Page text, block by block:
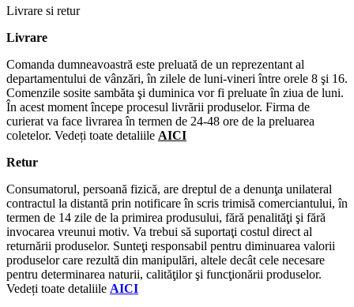
Livrare si retur
Livrare
Comanda dumneavoastră este preluată de un reprezentant al
departamentului de vânzări, în zilele de luni-vineri între orele 8 şi 16.
Comenzile sosite sambăta şi duminica vor fi preluate în ziua de luni.
În acest moment începe procesul livrării produselor. Firma de
curierat va face livrarea în termen de 24-48 ore de la preluarea
coletelor. Vedeți toate detaliile AICI
Retur
Consumatorul, persoană fizică, are dreptul de a denunţa unilateral
contractul la distantă prin notificare în scris trimisă comerciantului, în
termen de 14 zile de la primirea produsului, fără penalităţi şi fără
invocarea vreunui motiv. Va trebui să suportaţi costul direct al
returnării produselor. Sunteţi responsabil pentru diminuarea valorii
produselor care rezultă din manipulări, altele decât cele necesare
pentru determinarea naturii, calităţilor şi funcţionării produselor.
Vedeți toate detaliile AICI